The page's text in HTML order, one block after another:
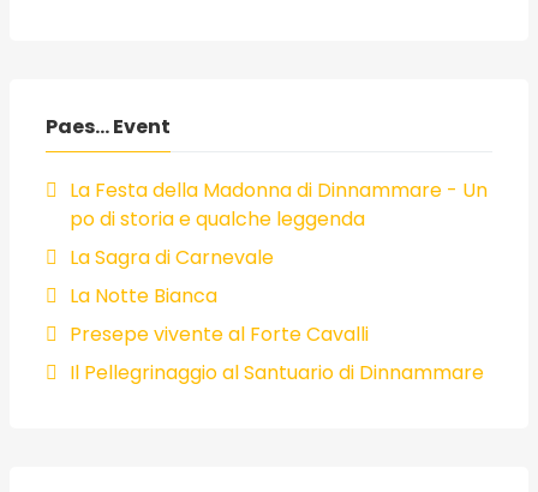
Paes... Event
La Festa della Madonna di Dinnammare - Un
po di storia e qualche leggenda
La Sagra di Carnevale
La Notte Bianca
Presepe vivente al Forte Cavalli
Il Pellegrinaggio al Santuario di Dinnammare